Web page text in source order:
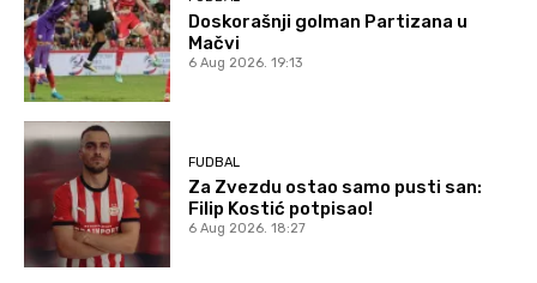
Doskorašnji golman Partizana u
Mačvi
6 Aug 2026. 19:13
FUDBAL
Za Zvezdu ostao samo pusti san:
Filip Kostić potpisao!
6 Aug 2026. 18:27